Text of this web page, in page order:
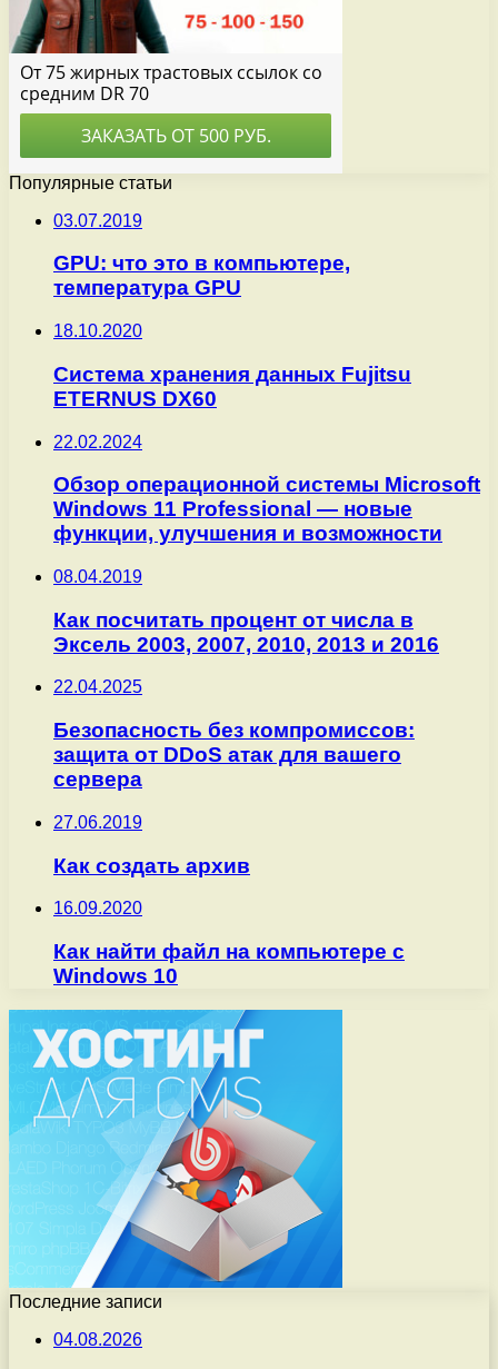
Популярные статьи
03.07.2019
GPU: что это в компьютере,
температура GPU
18.10.2020
Система хранения данных Fujitsu
ETERNUS DX60
22.02.2024
Обзор операционной системы Microsoft
Windows 11 Professional — новые
функции, улучшения и возможности
08.04.2019
Как посчитать процент от числа в
Эксель 2003, 2007, 2010, 2013 и 2016
22.04.2025
Безопасность без компромиссов:
защита от DDoS атак для вашего
сервера
27.06.2019
Как создать архив
16.09.2020
Как найти файл на компьютере с
Windows 10
Последние записи
04.08.2026